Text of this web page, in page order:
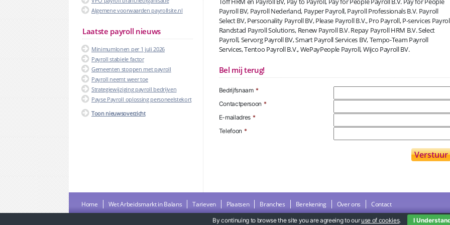
Algemene voorwaarden payrollsite.nl
Laatste payroll nieuws
Minimumlonen per 1 juli 2026
Payroll stabiele factor
Gemeenten stoppen met payroll
Payroll neemt weer toe
Strategiewijziging payroll bedrijven
Payse Payroll oplossing personeelstekort
Toon nieuwsoverzicht
Payroll BV, Payroll Nederland, Payper Payroll, Payroll Professionals B.V. Payroll
Select BV, Persoonality Payroll BV, Please Payroll B.V., Pro Payroll, P-services
Randstad Payroll Solutions, Renew Payroll B.V. Repay Payroll HRM B.V. Select
Payroll, Servorg Payroll BV, Smart Payroll Services BV, Tempo-Team Payroll
Services, Tentoo Payroll B.V., WePayPeople Payroll, Wijco Payroll BV.
Bel mij terug!
Bedrijfsnaam *
Contactpersoon *
E-mailadres *
Telefoon *
Home Wet Arbeidsmarkt in Balans Tarieven Plaatsen Branches Berekening Over ons Contact
By continuing to browse the site you are agreeing to our use of cookies. I